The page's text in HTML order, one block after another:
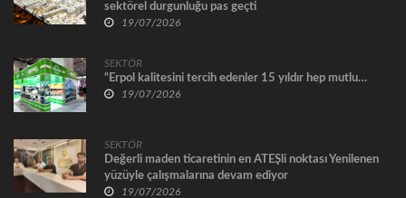
sektörel durgunluğu pas geçti
19/07/2026
SEKTÖR
“Erpol kalitesini tercih edenler 15 yıldır hep mutlu…
19/07/2026
SEKTÖR
Değerli maden ticaretinin en ATEŞli noktası Yenilenen
yüzüyle çalışmalarına devam ediyor
19/07/2026